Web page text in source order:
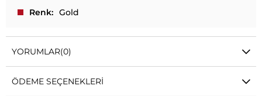
Renk Gold
YORUMLAR(0)
ÖDEME SEÇENEKLERI